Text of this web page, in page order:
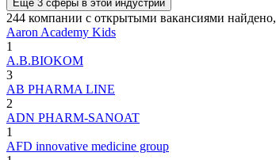
Еще 3 сферы в этой индустрии
244 компании с открытыми вакансиями найдено,
Aaron Academy Kids
1
A.B.BIOKOM
3
AB PHARMA LINE
2
ADN PHARM-SANOAT
1
AFD innovative medicine group